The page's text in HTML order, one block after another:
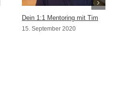
Dein 1:1 Mentoring mit Tim
15. September 2020